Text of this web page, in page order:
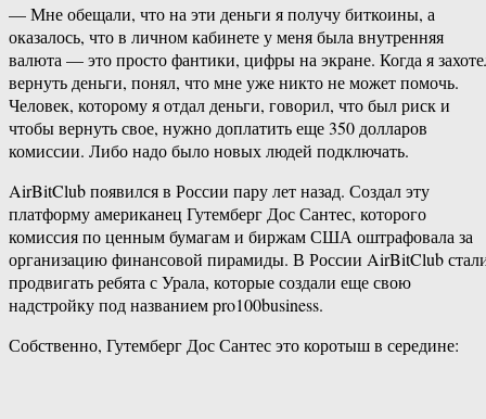
— Мне обещали, что на эти деньги я получу биткоины, а
оказалось, что в личном кабинете у меня была внутренняя
валюта — это просто фантики, цифры на экране. Когда я
вернуть деньги, понял, что мне уже никто не может помочь.
Человек, которому я отдал деньги, говорил, что был риск и
чтобы вернуть свое, нужно доплатить еще 350 долларов
комиссии. Либо надо было новых людей подключать.
AirBitClub появился в России пару лет назад. Создал эту
платформу американец Гутемберг Дос Сантес, которого
комиссия по ценным бумагам и биржам США оштрафовала за
организацию финансовой пирамиды. В России AirBitClub
продвигать ребята с Урала, которые создали еще свою
надстройку под названием pro100business.
Собственно, Гутемберг Дос Сантес это коротыш в середине: